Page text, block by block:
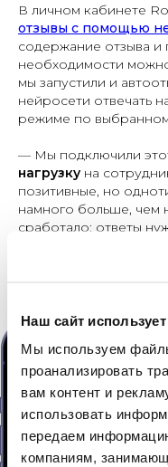
Наш сайт
Мы используем
проанализировать
вам контент и
использовать
передаем
компаниям,
В личном кабинете
отзывы с помощью
содержание отзыва и
необходимости
мы запустили и
нейросети отвечать
режиме по
— Мы подключили
нагрузку на
позитивные, но
намного больше, чем
сработало: ответы
сотрудников на